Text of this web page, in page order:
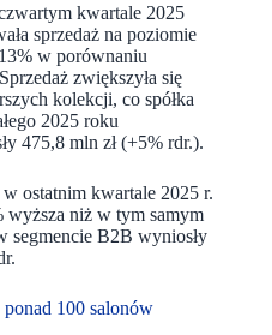
kwartale 2025
sprzedaż na poziomie
w porównaniu
zwiększyła się
kolekcji, co spółka
2025 roku
475,8 mln zł (+5% rdr.).
ostatnim kwartale 2025 r.
wyższa niż w tym samym
segmencie B2B wyniosły
100 salonów